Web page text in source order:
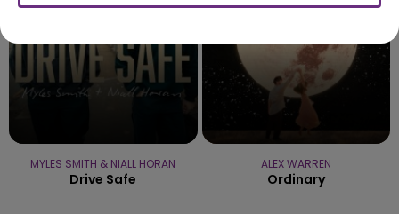
MYLES SMITH & NIALL HORAN
Drive Safe
ALEX WARREN
Ordinary